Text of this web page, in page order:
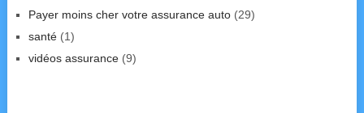
Payer moins cher votre assurance auto(29)
santé(1)
vidéos assurance(9)